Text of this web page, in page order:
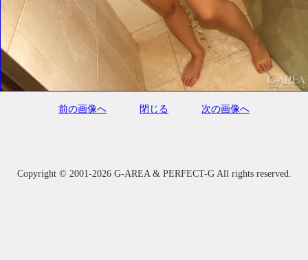
前の画像へ 閉じる 次の画像へ
Copyright © 2001-2026 G-AREA & PERFECT-G All rights reserved.